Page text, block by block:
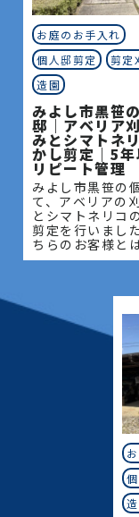
お庭のお手入れ
個人邸剪定
剪定
造園
みよし市黒笹
邸｜アベリア
みとシマトネ
かし剪定｜5年
リピート管理
みよし市黒笹の
て、アベリアの
とシマトネリコ
剪定を行いまし
ちらのお客様と
上のお付き合い
と樹木の健やか
サポー